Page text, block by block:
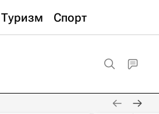
Туризм Спорт